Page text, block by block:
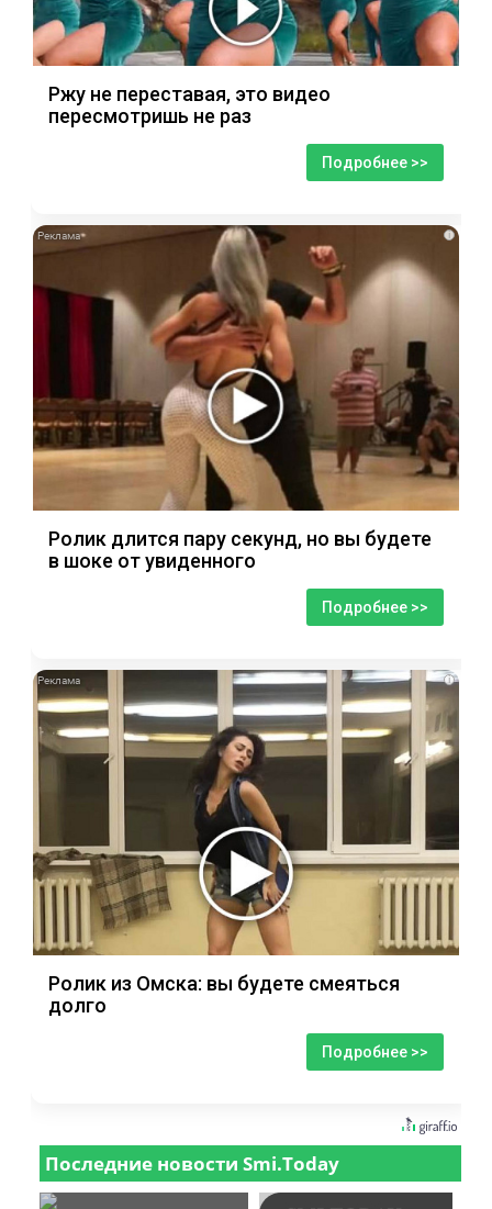
Ржу не переставая, это видео
пересмотришь не раз
Подробнее >>
i
Ролик длится пару секунд, но вы будете
в шоке от увиденного
Подробнее >>
i
Ролик из Омска: вы будете смеяться
долго
Подробнее >>